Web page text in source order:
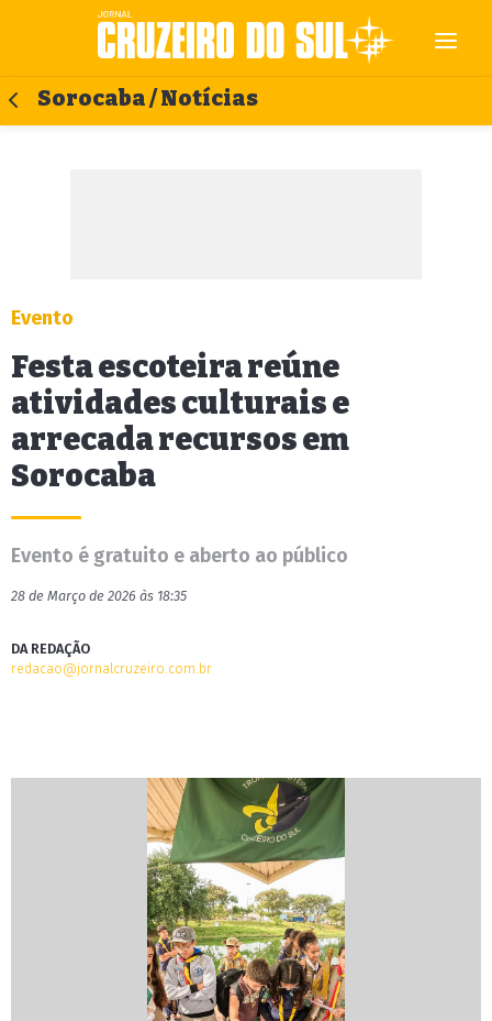
Sorocaba / Notícias
Evento
Festa escoteira reúne
atividades culturais e
arrecada recursos em
Sorocaba
Evento é gratuito e aberto ao público
28 de Março de 2026 às 18:35
DA REDAÇÃO
redacao@jornalcruzeiro.com.br